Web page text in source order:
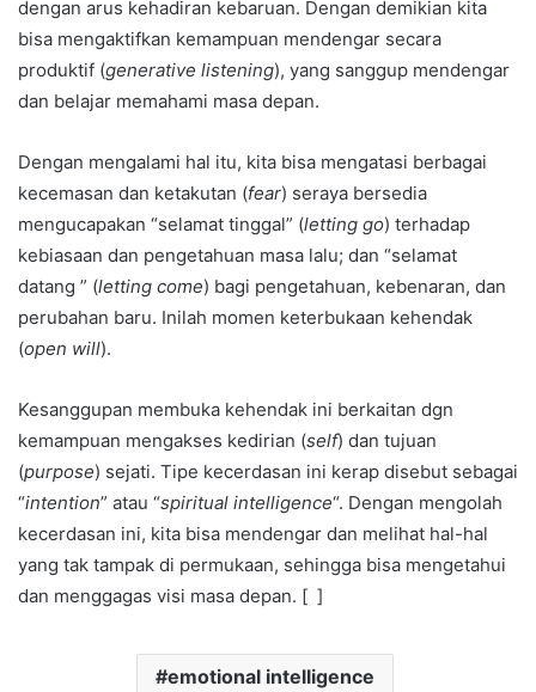
dengan arus kehadiran kebaruan. Dengan demikian kita
bisa mengaktifkan kemampuan mendengar secara
produktif (generative listening), yang sanggup mendengar
dan belajar memahami masa depan.
Dengan mengalami hal itu, kita bisa mengatasi berbagai
kecemasan dan ketakutan (fear) seraya bersedia
mengucapakan “selamat tinggal” (letting go) terhadap
kebiasaan dan pengetahuan masa lalu; dan “selamat
datang ” (letting come) bagi pengetahuan, kebenaran, dan
perubahan baru. Inilah momen keterbukaan kehendak
(open will).
Kesanggupan membuka kehendak ini berkaitan dgn
kemampuan mengakses kedirian (self) dan tujuan
(purpose) sejati. Tipe kecerdasan ini kerap disebut sebagai
“intention” atau “spiritual intelligence“. Dengan mengolah
kecerdasan ini, kita bisa mendengar dan melihat hal-hal
yang tak tampak di permukaan, sehingga bisa mengetahui
dan menggagas visi masa depan. [ ]
emotional intelligence